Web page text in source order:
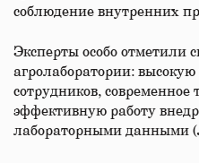
соблюдение внутренних
Эксперты особо отметили
агролаборатории:
сотрудников,
эффективную работу
лабораторными